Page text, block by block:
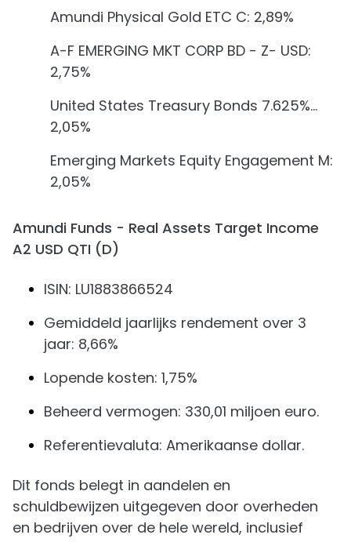
Amundi Physical Gold ETC C: 2,89%
A-F EMERGING MKT CORP BD - Z- USD:
2,75%
United States Treasury Bonds 7.625%...
2,05%
Emerging Markets Equity Engagement M:
2,05%
Amundi Funds - Real Assets Target Income
A2 USD QTI (D)
ISIN: LU1883866524
Gemiddeld jaarlijks rendement over 3
jaar: 8,66%
Lopende kosten: 1,75%
Beheerd vermogen: 330,01 miljoen euro.
Referentievaluta: Amerikaanse dollar.
Dit fonds belegt in aandelen en
schuldbewijzen uitgegeven door overheden
en bedrijven over de hele wereld, inclusief